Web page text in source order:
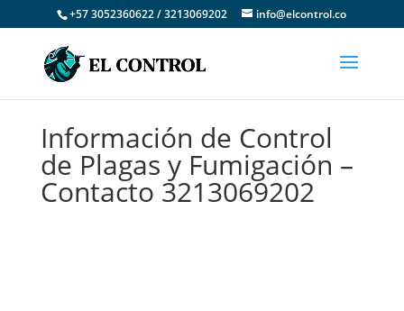
+57 3052360622 / 3213069202 info@elcontrol.co
Información de Control
de Plagas y Fumigación –
Contacto 3213069202